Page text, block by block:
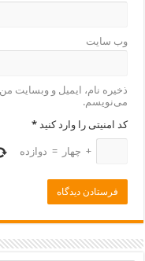
وب‌ سایت
ذخیره نام، ایمیل و وبسایت
می‌نویسم.
کد امنیتی را وارد کنید *
+ چهار = دوازده